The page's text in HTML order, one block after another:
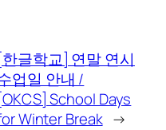
글학교] 연말 연시
업일 안내 /
School Days
Winter Break →